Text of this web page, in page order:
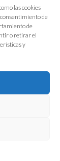
las cookies
de
de
o retirar el
y
y Bebidas